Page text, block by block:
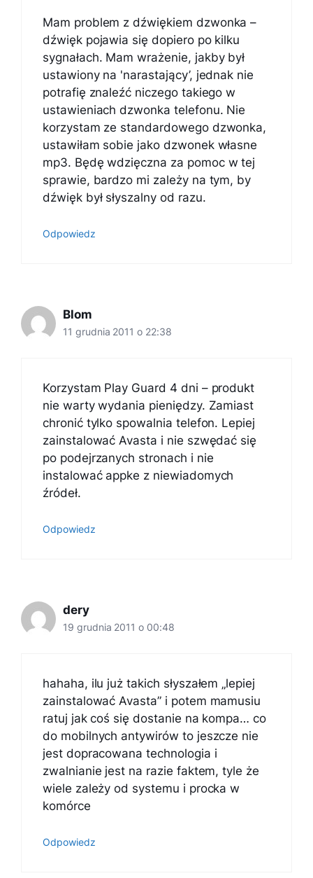
Mam problem z dźwiękiem dzwonka –
dźwięk pojawia się dopiero po kilku
sygnałach. Mam wrażenie, jakby był
ustawiony na 'narastający’, jednak nie
potrafię znaleźć niczego takiego w
ustawieniach dzwonka telefonu. Nie
korzystam ze standardowego dzwonka,
ustawiłam sobie jako dzwonek własne
mp3. Będę wdzięczna za pomoc w tej
sprawie, bardzo mi zależy na tym, by
dźwięk był słyszalny od razu.
Odpowiedz
Blom
11 grudnia 2011 o 22:38
Korzystam Play Guard 4 dni – produkt
nie warty wydania pieniędzy. Zamiast
chronić tylko spowalnia telefon. Lepiej
zainstalować Avasta i nie szwędać się
po podejrzanych stronach i nie
instalować appke z niewiadomych
źródeł.
Odpowiedz
dery
19 grudnia 2011 o 00:48
hahaha, ilu już takich słyszałem „lepiej
zainstalować Avasta” i potem mamusiu
ratuj jak coś się dostanie na kompa… co
do mobilnych antywirów to jeszcze nie
jest dopracowana technologia i
zwalnianie jest na razie faktem, tyle że
wiele zależy od systemu i procka w
komórce
Odpowiedz